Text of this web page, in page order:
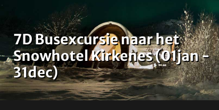
7D Busexcursie naar het
Snowhotel Kirkenes (01jan -
31dec)